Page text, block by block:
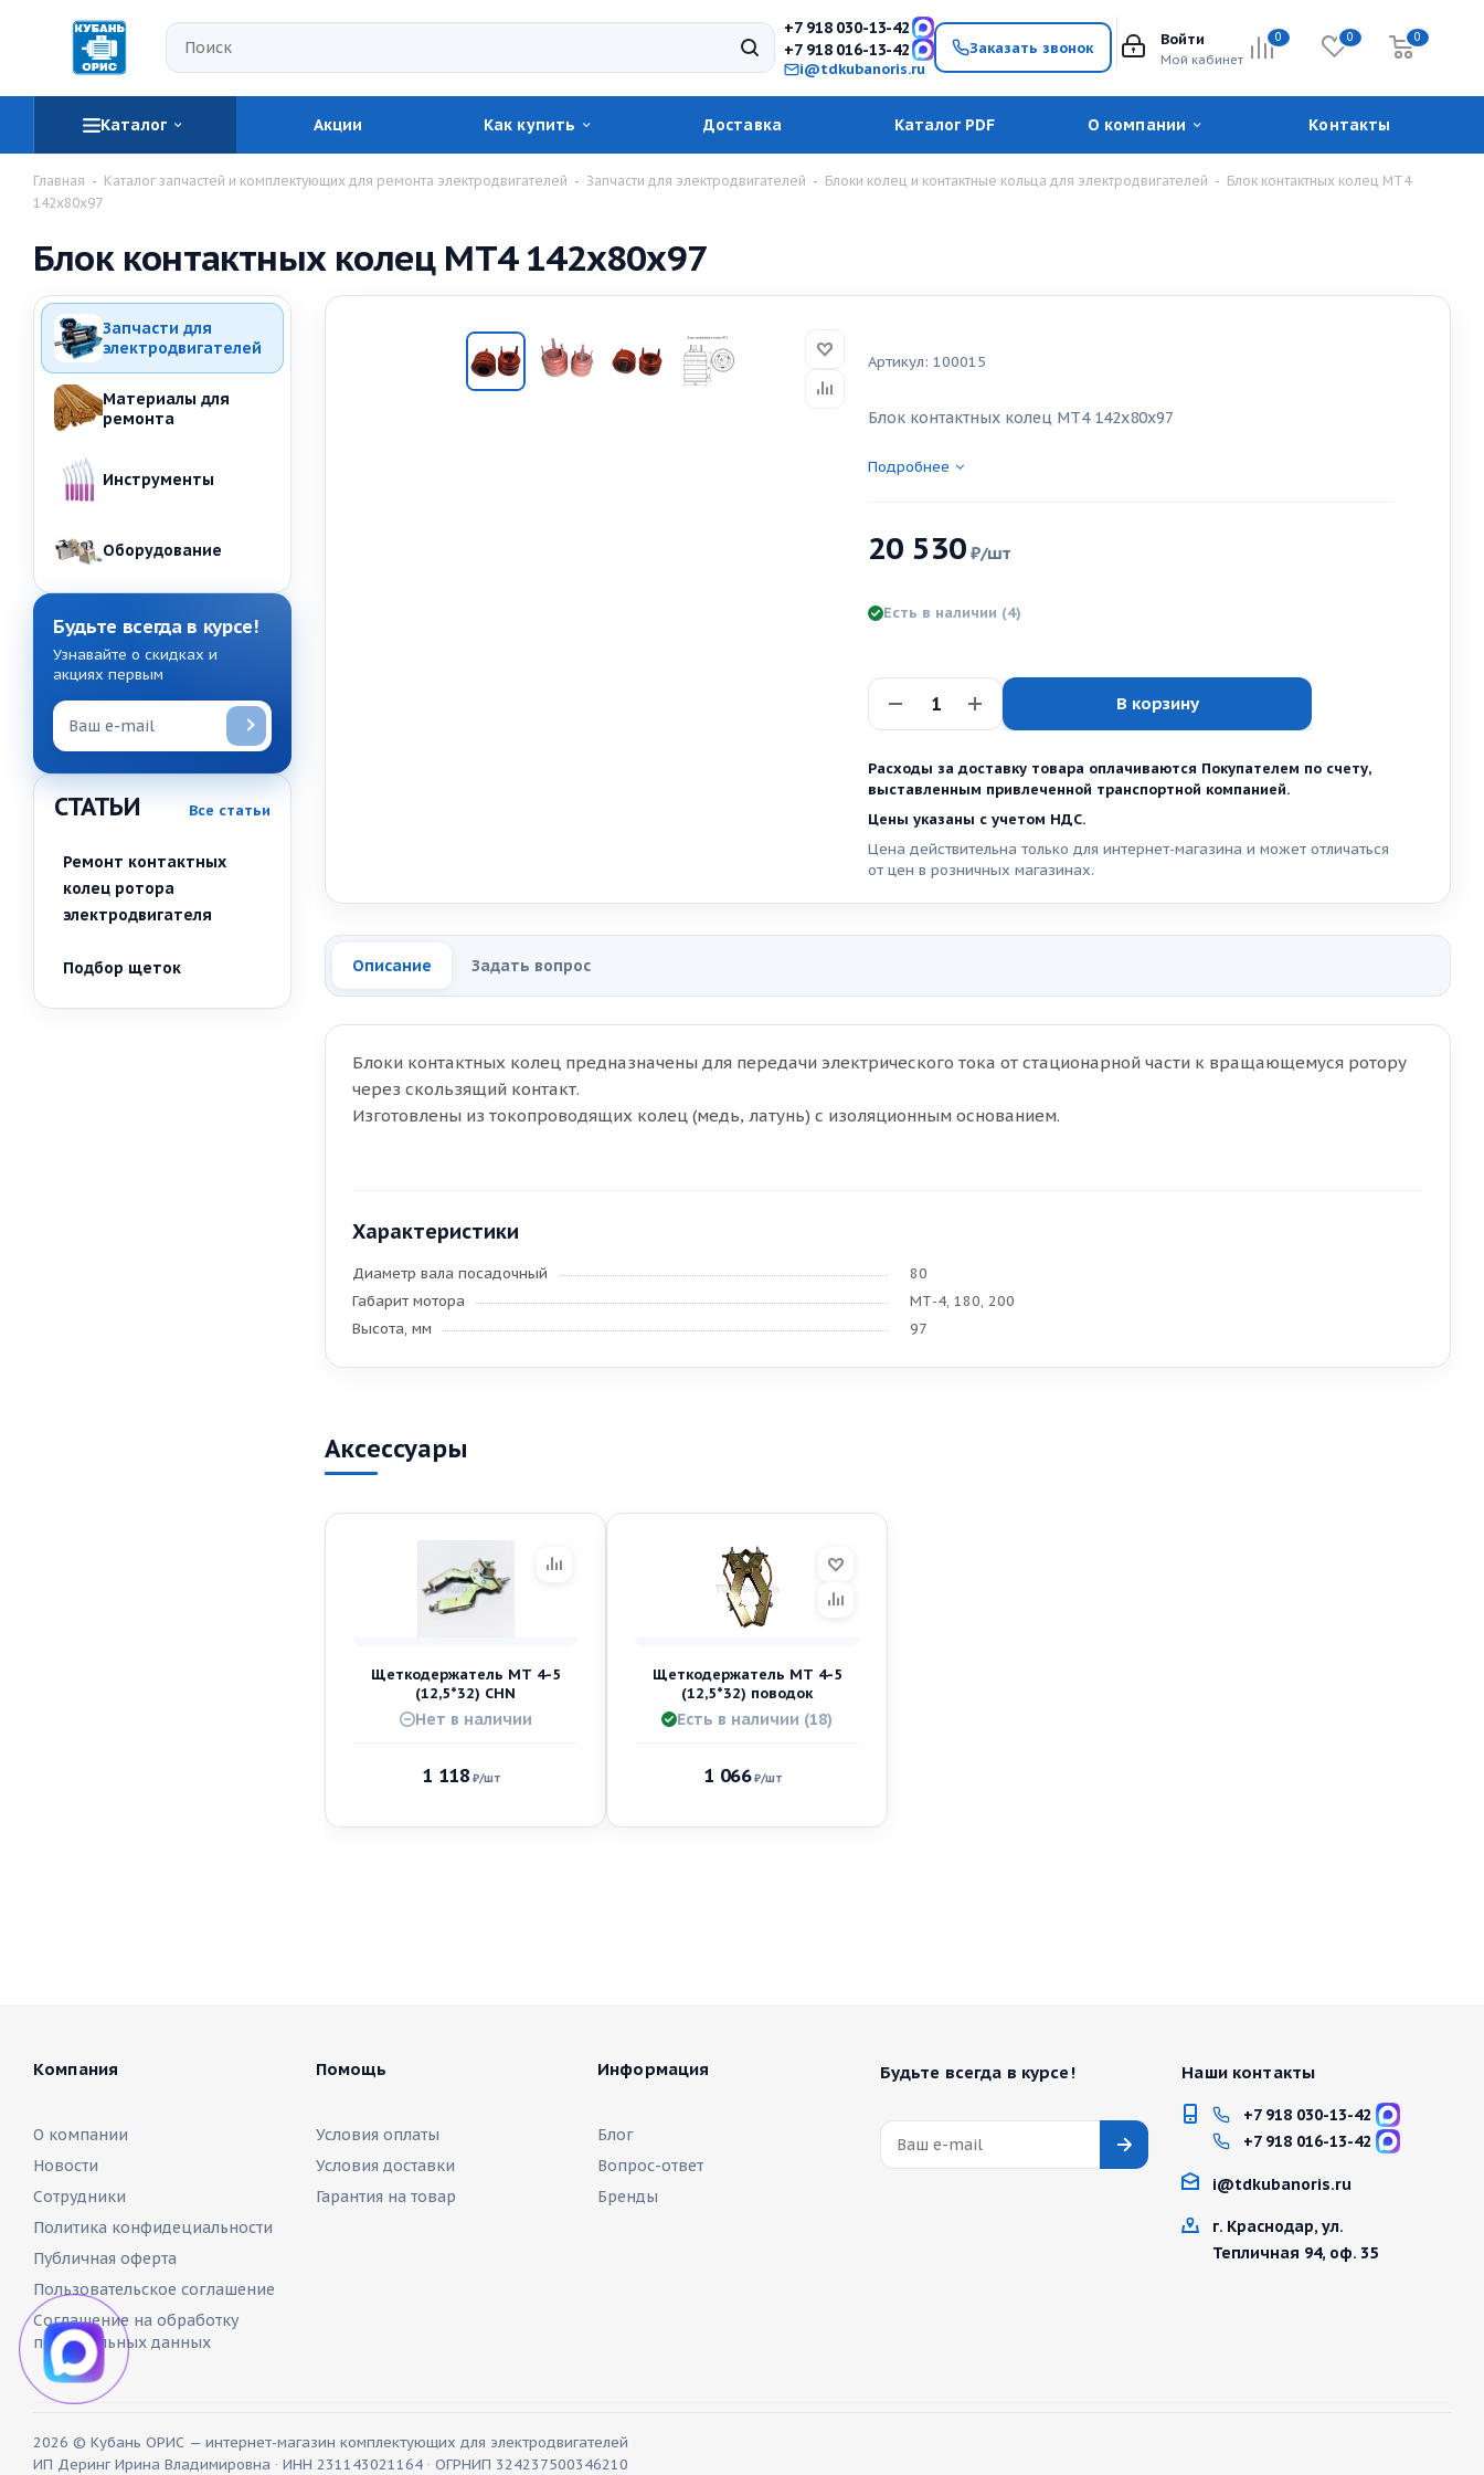
+7 918 030-13-42
+7 918 016-13-42
i@tdkubanoris.ru
Заказать звонок Войти
Мой кабинет
0 0 0
Каталог Акции Как купить Доставка Каталог PDF О компании Контакты
Главная - Каталог запчастей и комплектующих для ремонта электродвигателей - Запчасти для электродвигателей - Блоки колец и контактные кольца для электродвигателей - Блок контактных колец МТ4
142х80х97
Блок контактных колец МТ4 142х80х97
Артикул: 100015
Блок контактных колец МТ4 142х80х97
Подробнее
20 530 ₽/шт
Есть в наличии (4)
В корзину
Расходы за доставку товара оплачиваются Покупателем по счету,
выставленным привлеченной транспортной компанией.
Цены указаны с учетом НДС.
Цена действительна только для интернет-магазина и может отличаться
от цен в розничных магазинах.
Описание Задать вопрос
Блоки контактных колец предназначены для передачи электрического тока от стационарной части к вращающемуся ротору
через скользящий контакт.
Изготовлены из токопроводящих колец (медь, латунь) с изоляционным основанием.
Характеристики
Диаметр вала посадочный
80
Габарит мотора
МТ-4, 180, 200
Высота, мм
97
Аксессуары
Щеткодержатель МТ 4-5
(12,5*32) CHN
Нет в наличии
1 118 ₽/шт
Щеткодержатель МТ 4-5
(12,5*32) поводок
Есть в наличии (18)
1 066₽/шт
Запчасти для
электродвигателей
Материалы для
ремонта
Инструменты
Оборудование
Будьте всегда в курсе!
Узнавайте о скидках и
акциях первым
СТАТЬИ Все статьи
Ремонт контактных
колец ротора
электродвигателя
Подбор щеток
Компания
О компании
Новости
Сотрудники
Политика конфидециальности
Публичная оферта
Пользовательское соглашение
Соглашение на обработку
персональных данных
Помощь
Условия оплаты
Условия доставки
Гарантия на товар
Информация
Блог
Вопрос-ответ
Бренды
Будьте всегда в курсе! Наши контакты
+7 918 030-13-42
+7 918 016-13-42
i@tdkubanoris.ru
г. Краснодар, ул.
Тепличная 94, оф. 35
2026 © Кубань ОРИС — интернет-магазин комплектующих для электродвигателей
ИП Деринг Ирина Владимировна · ИНН 231143021164 · ОГРНИП 324237500346210